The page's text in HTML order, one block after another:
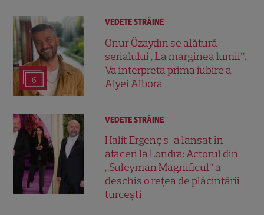
6
VEDETE STRĂINE
Onur Özaydın se alătură
serialului „La marginea lumii”.
Va interpreta prima iubire a
Alyei Albora
VEDETE STRĂINE
Halit Ergenç s-a lansat în
afaceri la Londra: Actorul din
„Suleyman Magnificul” a
deschis o rețea de plăcintării
turcești